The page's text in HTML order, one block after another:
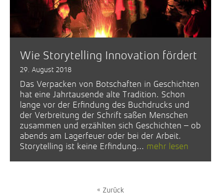
Wie Storytelling Innovation fördert
29. August 2018
Das Verpacken von Botschaften in Geschichten
hat eine Jahrtausende alte Tradition. Schon
lange vor der Erfindung des Buchdrucks und
der Verbreitung der Schrift saßen Menschen
zusammen und erzählten sich Geschichten – ob
abends am Lagerfeuer oder bei der Arbeit.
Storytelling ist keine Erfindung... mehr lesen
« Zurück